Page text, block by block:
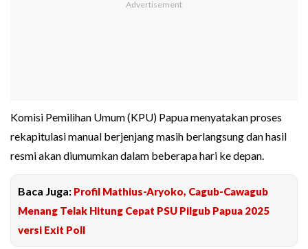
Komisi Pemilihan Umum (KPU) Papua menyatakan proses
rekapitulasi manual berjenjang masih berlangsung dan hasil
resmi akan diumumkan dalam beberapa hari ke depan.
Baca Juga: Profil Mathius-Aryoko, Cagub-Cawagub
Menang Telak Hitung Cepat PSU Pilgub Papua 2025
versi Exit Poll